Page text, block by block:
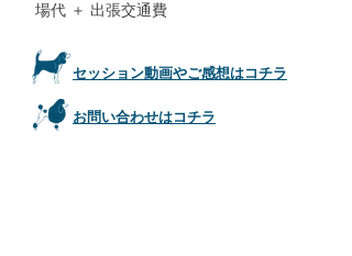
場代 ＋ 出張交通費
セッション動画やご感想はコチラ
お問い合わせはコチラ